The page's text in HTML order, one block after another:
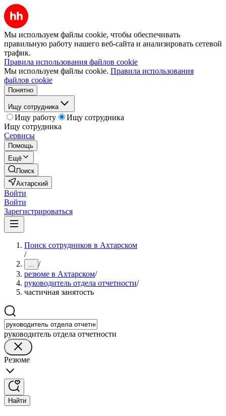
Мы используем файлы cookie, чтобы обеспечивать
правильную работу нашего веб-сайта и анализировать сетевой
трафик.
Правила использования файлов cookie
Мы используем файлы cookie. Правила использования
файлов cookie
Понятно
Ищу сотрудника
Ищу работу
Ищу сотрудника
Ищу сотрудника
Сервисы
Помощь
Ещё
Поиск
Ахтарский
Войти
Войти
Зарегистрироваться
Поиск сотрудников в Ахтарском
/
... /
резюме в Ахтарском/
руководитель отдела отчетности/
частичная занятость
руководитель отдела отчетности
Резюме
Найти